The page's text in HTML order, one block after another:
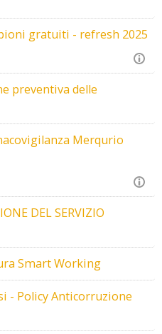
gratuiti - refresh 2025
preventiva delle
Merqurio
DEL SERVIZIO
Smart Working
- Policy Anticorruzione